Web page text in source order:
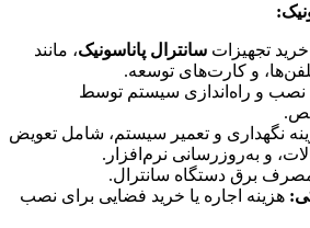
تجهیزات سانترال پاناسونیک، مانند
و کارت‌های توسعه.
نصب و راه‌اندازی سیستم توسط
نگهداری و تعمیر سیستم، شامل تعویض
و به‌روزرسانی نرم‌افزار.
برق دستگاه سانترال.
هزینه اجاره یا خرید فضایی برای نصب